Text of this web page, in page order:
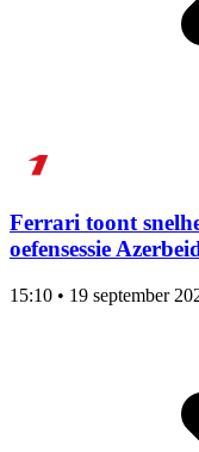
Ferrari toont
oefensessie
15:10 • 19 september